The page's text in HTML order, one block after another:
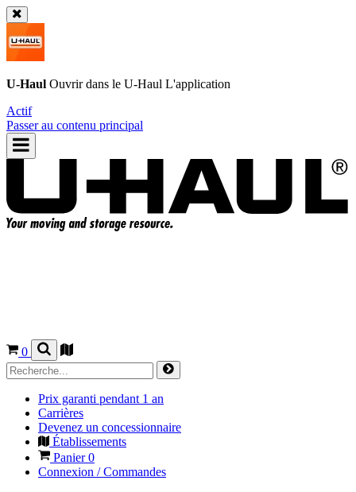
U-Haul Ouvrir dans le U-Haul L'application
Actif
Passer au contenu principal
0
Prix garanti pendant 1 an
Carrières
Devenez un concessionnaire
Établissements
Panier0
Connexion / Commandes